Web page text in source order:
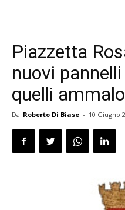
Piazzetta
nuovi
quelli
Da Roberto Di Biase - 10 Giugno